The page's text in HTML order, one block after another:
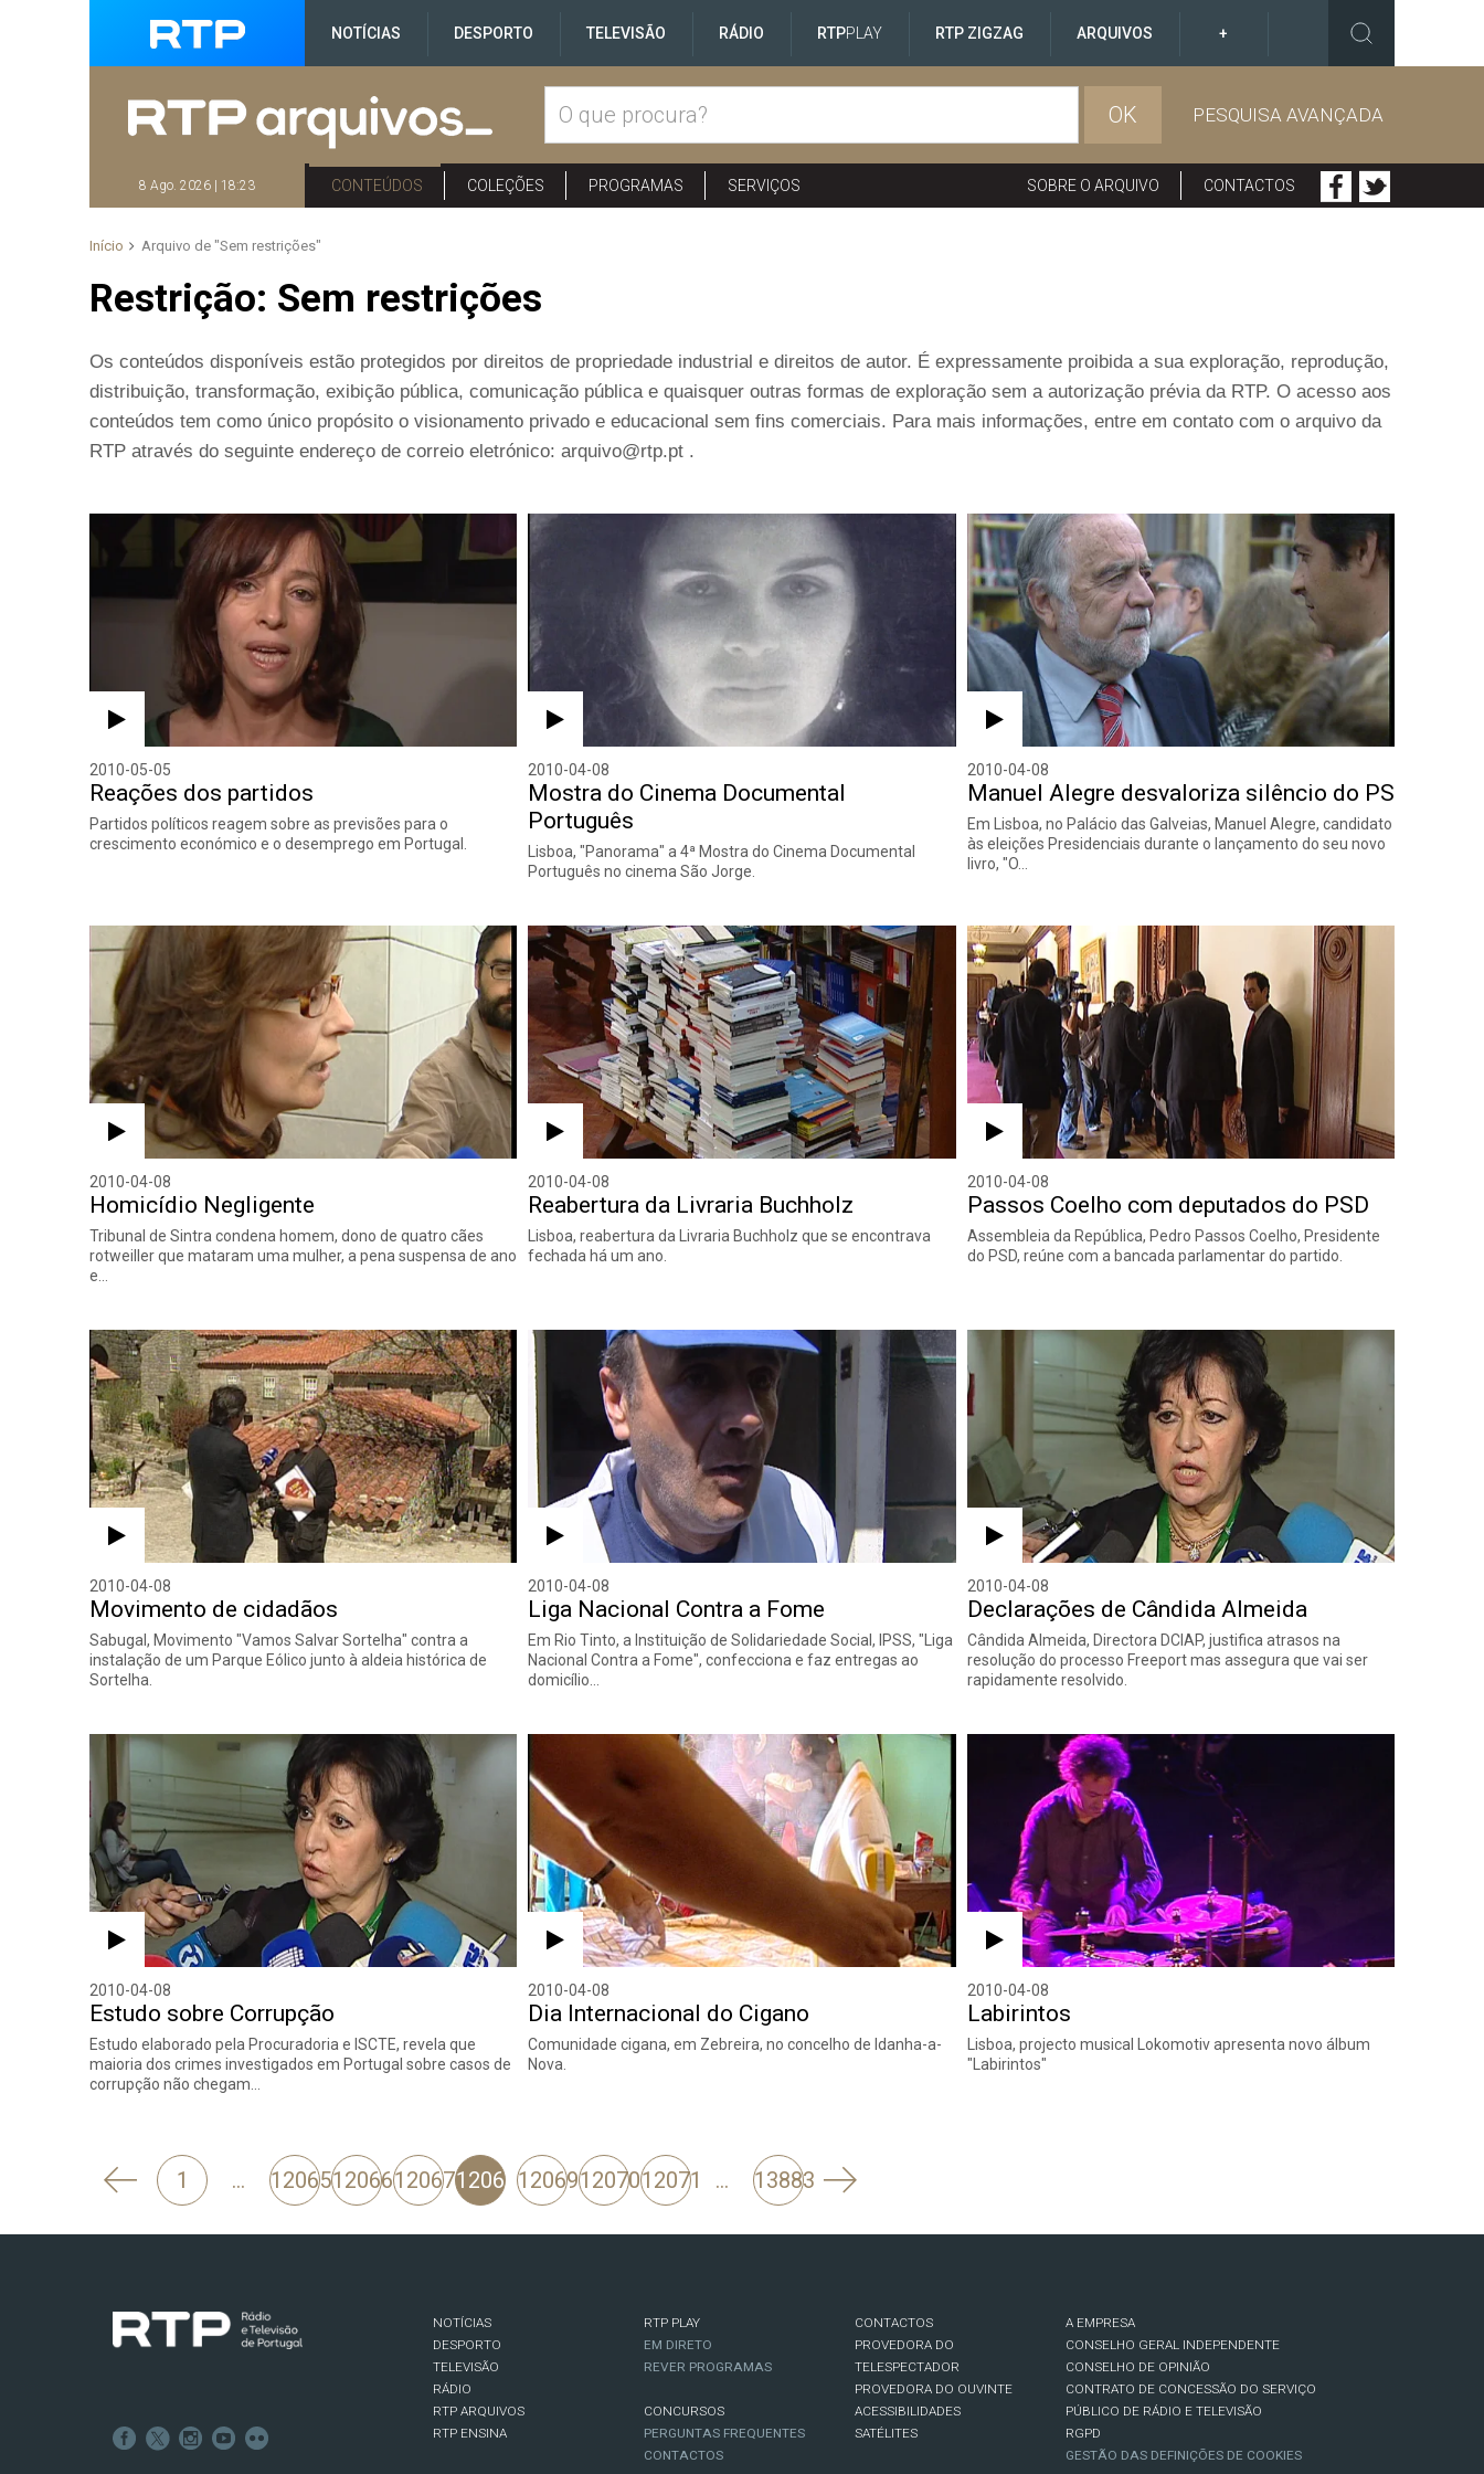
NOTÍCIAS DESPORTO TELEVISÃO RÁDIO RTPPLAY RTP ZIGZAG ARQUIVOS +
OK PESQUISA AVANÇADA
8 Ago. 2026 | 18:23 CONTEÚDOS COLEÇÕES PROGRAMAS SERVIÇOS SOBRE O ARQUIVO CONTACTOS
Início Arquivo de "Sem restrições"
Restrição: Sem restrições
Os conteúdos disponíveis estão protegidos por direitos de propriedade industrial e direitos de autor. É expressamente proibida a sua exploração, reprodução,
distribuição, transformação, exibição pública, comunicação pública e quaisquer outras formas de exploração sem a autorização prévia da RTP. O acesso aos
conteúdos tem como único propósito o visionamento privado e educacional sem fins comerciais. Para mais informações, entre em contato com o arquivo da
RTP através do seguinte endereço de correio eletrónico: arquivo@rtp.pt .
2010-05-05
Reações dos partidos
Partidos políticos reagem sobre as previsões para o
crescimento económico e o desemprego em Portugal.
2010-04-08
Mostra do Cinema Documental
Português
Lisboa, "Panorama" a 4ª Mostra do Cinema Documental
Português no cinema São Jorge.
2010-04-08
Manuel Alegre desvaloriza silêncio do PS
Em Lisboa, no Palácio das Galveias, Manuel Alegre, candidato
às eleições Presidenciais durante o lançamento do seu novo
livro, "O…
2010-04-08
Homicídio Negligente
Tribunal de Sintra condena homem, dono de quatro cães
rotweiller que mataram uma mulher, a pena suspensa de ano
e…
2010-04-08
Reabertura da Livraria Buchholz
Lisboa, reabertura da Livraria Buchholz que se encontrava
fechada há um ano.
2010-04-08
Passos Coelho com deputados do PSD
Assembleia da República, Pedro Passos Coelho, Presidente
do PSD, reúne com a bancada parlamentar do partido.
2010-04-08
Movimento de cidadãos
Sabugal, Movimento "Vamos Salvar Sortelha" contra a
instalação de um Parque Eólico junto à aldeia histórica de
Sortelha.
2010-04-08
Liga Nacional Contra a Fome
Em Rio Tinto, a Instituição de Solidariedade Social, IPSS, "Liga
Nacional Contra a Fome", confecciona e faz entregas ao
domicílio…
2010-04-08
Declarações de Cândida Almeida
Cândida Almeida, Directora DCIAP, justifica atrasos na
resolução do processo Freeport mas assegura que vai ser
rapidamente resolvido.
2010-04-08
Estudo sobre Corrupção
Estudo elaborado pela Procuradoria e ISCTE, revela que
maioria dos crimes investigados em Portugal sobre casos de
corrupção não chegam…
2010-04-08
Dia Internacional do Cigano
Comunidade cigana, em Zebreira, no concelho de Idanha-a-
Nova.
2010-04-08
Labirintos
Lisboa, projecto musical Lokomotiv apresenta novo álbum
"Labirintos"
'
Anterior
1 … 12065120661206712068120691207012071 … 13883 Seguinte
NOTÍCIAS
DESPORTO
TELEVISÃO
RÁDIO
RTP ARQUIVOS
RTP ENSINA
RTP PLAY
EM DIRETO
REVER PROGRAMAS
CONCURSOS
PERGUNTAS FREQUENTES
CONTACTOS
CONTACTOS
PROVEDORA DO
TELESPECTADOR
PROVEDORA DO OUVINTE
ACESSIBILIDADES
SATÉLITES
A EMPRESA
CONSELHO GERAL INDEPENDENTE
CONSELHO DE OPINIÃO
CONTRATO DE CONCESSÃO DO SERVIÇO
PÚBLICO DE RÁDIO E TELEVISÃO
RGPD
GESTÃO DAS DEFINIÇÕES DE COOKIES